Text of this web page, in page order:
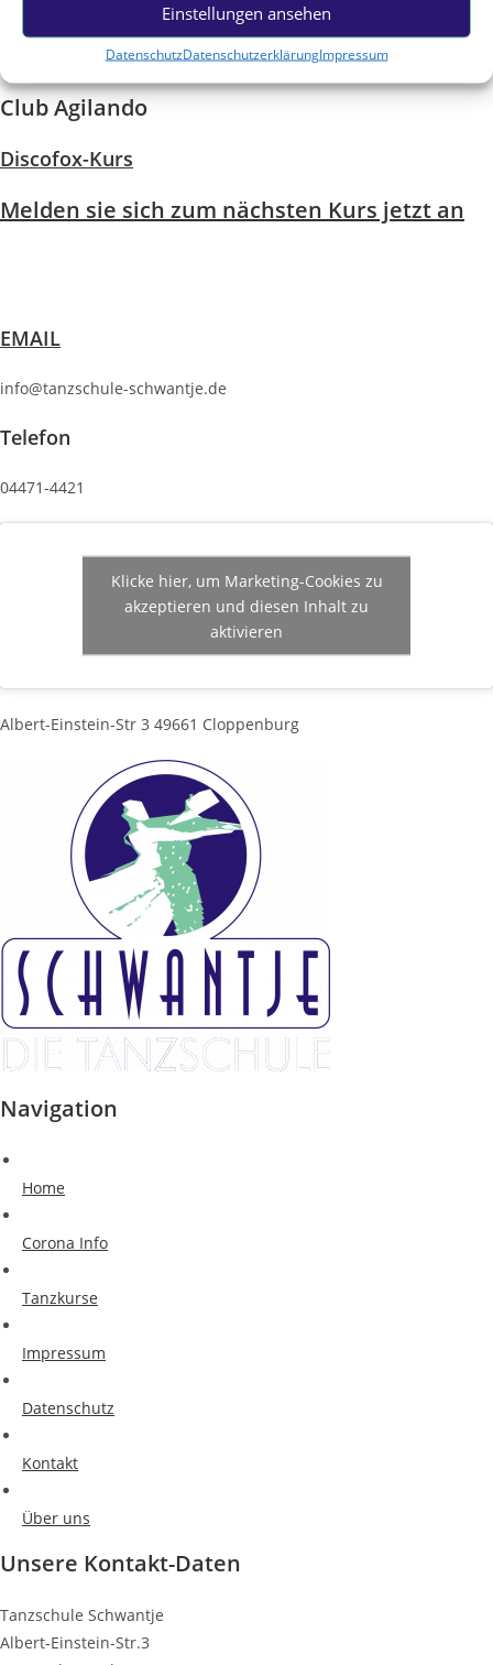
Einstellungen ansehen
DatenschutzDatenschutzerklärungImpressum
Club Agilando
Discofox-Kurs
Melden sie sich zum nächsten Kurs jetzt an
EMAIL
info@tanzschule-schwantje.de
Telefon
04471-4421
Klicke hier, um Marketing-Cookies zu
akzeptieren und diesen Inhalt zu
aktivieren
Albert-Einstein-Str 3 49661 Cloppenburg
Navigation
Home
Corona Info
Tanzkurse
Impressum
Datenschutz
Kontakt
Über uns
Unsere Kontakt-Daten
Tanzschule Schwantje
Albert-Einstein-Str.3